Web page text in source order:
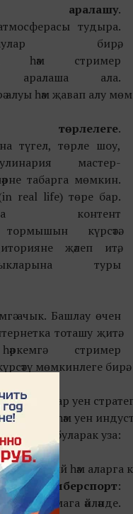
аралашу.
тудыра.
бирә,
һәм стример
аралаша ала.
алуы һәм җавап алу
төрлелеге.
түгел, төрле шоу,
мастер-
табарга мөмкин.
real life) төре бар.
контент
күрсәтә.
җәлеп итә,
туры
ачык. Башлау өчен
тоташу җитә.
стример
мөмкинлеге бирә.
уен
бирә һәм уен
буларак уза:
һәм аларга
киберспорт:
әйләнде.